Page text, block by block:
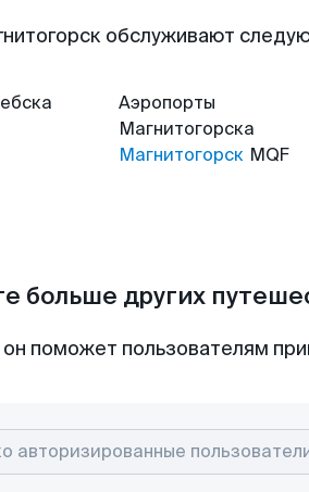
обслуживают
Аэропорты
Магнитогорска
Магнитогорск MQF
больше других
поможет пользователям